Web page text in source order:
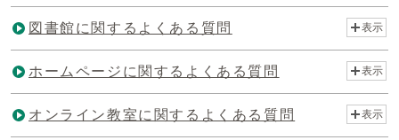
図書館に関するよくある質問 表示
ホームページに関するよくある質問 表示
オンライン教室に関するよくある質問 表示